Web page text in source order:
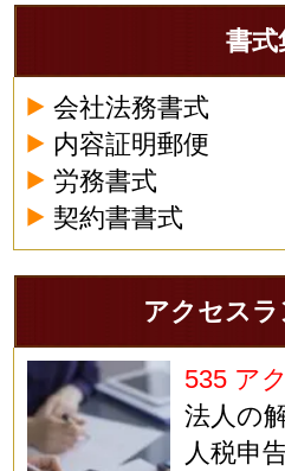
書式
会社法務書式
内容証明郵便
労務書式
契約書書式
アクセス
535 ア
法人の
人税申